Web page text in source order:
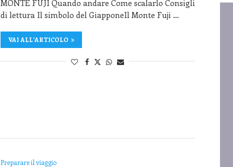
MONTE FUJI Quando andare Come scalarlo Consigli
di lettura Il simbolo del GiapponeIl Monte Fuji …
VAI ALL'ARTICOLO
Preparare il viaggio